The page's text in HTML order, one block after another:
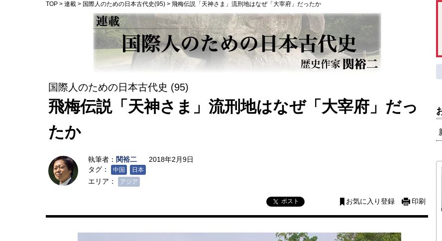
TOP > 連載 > 国際人のための日本古代史(95) > 飛梅伝説「天神さま」流刑地はなぜ「大宰府」だったか
国際人のための日本古代史 (95)
飛梅伝説「天神さま」流刑地はなぜ「大宰府」だっ
たか
執筆者： 関裕二
2018年2月9日
タグ：
中国 日本
エリア： アジア
ポスト お気に入り登録 印刷